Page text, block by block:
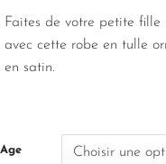
Faites de votre petite fille
avec cette robe en tulle
en satin.
Age